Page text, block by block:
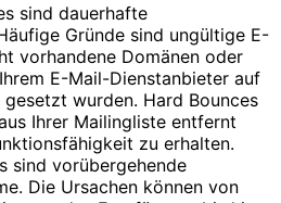
sind dauerhafte
Gründe sind ungültige E-
vorhandene Domänen oder
E-Mail-Dienstanbieter auf
wurden. Hard Bounces
Ihrer Mailingliste entfernt
zu erhalten.
sind vorübergehende
Die Ursachen können von